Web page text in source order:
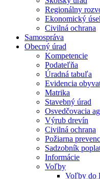
Regionálny
Ekonomický
Civilná ochrana
Samospráva
Obecný úrad
Kompetencie
Podateľňa
Úradná tabuľa
Evidencia
Matrika
Stavebný úrad
Osvedčovacia
Výrub drevín
Civilná ochrana
Požiarna
Sadzobník
Informácie
Voľby
Voľby do